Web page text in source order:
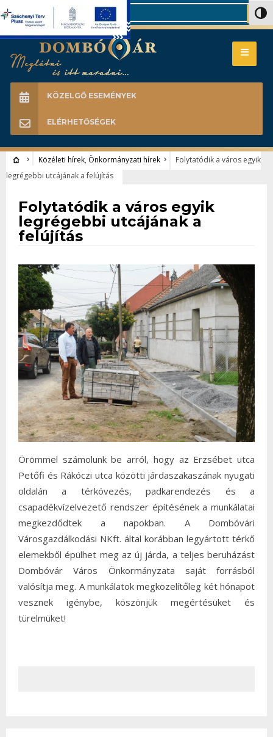
Search
KÖZELGŐ ESEMÉNYEK
ELÉRHETŐSÉGEK
Közéleti hírek, Önkormányzati hírek
Folytatódik a város egyik
legrégebbi utcájának a felújítás
Folytatódik a város egyik
legrégebbi utcájának a
felújítás
Örömmel számolunk be arról, hogy az Erzsébet utca
Petőfi és Rákóczi utca közötti járdaszakaszának nyugati
oldalán a térkövezés, padkarendezés és a
csapadékvízelvezető rendszer építésének a munkálatai
megkezdődtek a napokban. A Dombóvári
Városgazdálkodási NKft. által korábban legyártott térkő
elemekből épülhet meg az új járda, a teljes beruházást
Dombóvár Város Önkormányzata saját forrásból
valósítja meg. A munkálatok megközelítőleg két hónapot
vesznek igénybe, köszönjük megértésüket és
türelmüket!